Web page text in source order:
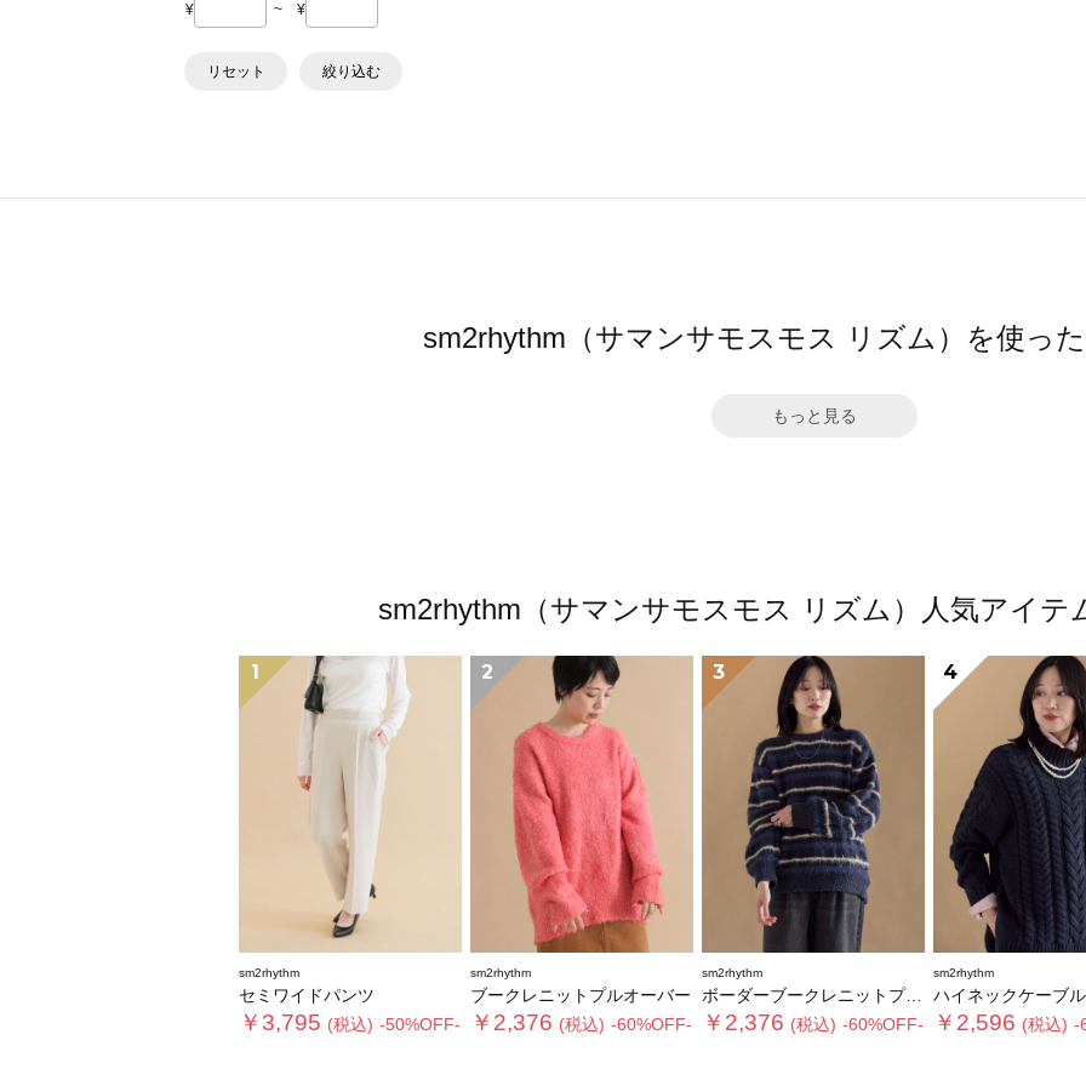
¥ ~ ¥
リセット 絞り込む
sm2rhythm（サマンサモスモス リズム）を使っ
もっと見る
sm2rhythm（サマンサモスモス リズム）人気アイテ
1
sm2rhythm
セミワイドパンツ
￥3,795 (税込) -50%OFF-
2
sm2rhythm
ブークレニットプルオーバー
￥2,376 (税込) -60%OFF-
3
sm2rhythm
ボーダーブークレニットプルオーバー
￥2,376 (税込) -60%OFF-
4
sm2rhythm
ハイネックケーブルニットプ
￥2,596 (税込) -